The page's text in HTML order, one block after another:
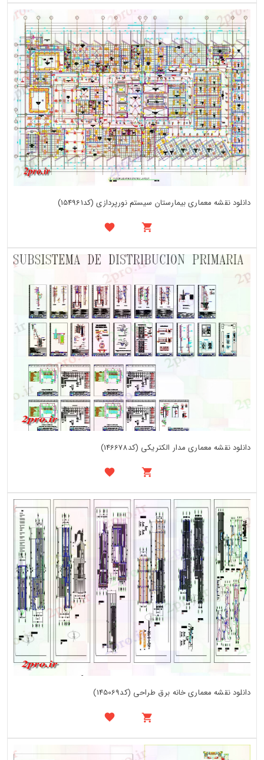
دانلود نقشه معماری بیمارستان سیستم نورپردازی (کد154961)
دانلود نقشه معماری مدار الکتریکی (کد146678)
دانلود نقشه معماری خانه برق طراحی (کد145069)